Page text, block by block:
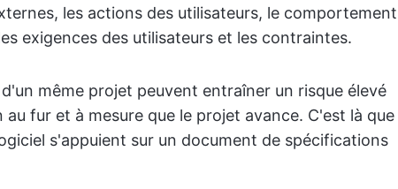
les actions des utilisateurs, le comportement
exigences des utilisateurs et les contraintes.
même projet peuvent entraîner un risque élevé
fur et à mesure que le projet avance. C'est là que
s'appuient sur un document de spécifications